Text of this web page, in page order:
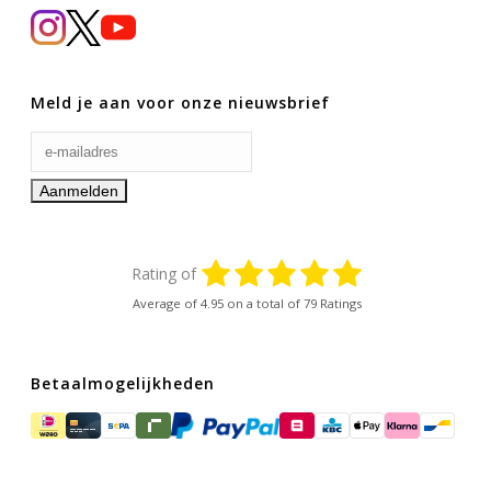
Meld je aan voor onze nieuwsbrief
Rating of
Average of 4.95 on a total of 79 Ratings
Betaalmogelijkheden